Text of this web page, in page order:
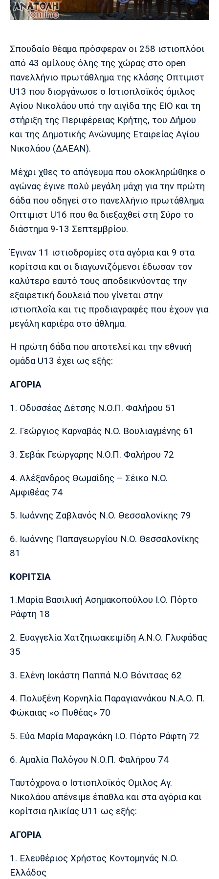
Cine Spot
Running
Παρασκήνιο
Μπαρτσελόνα
Ρεάλ
Μαδρίτης
Ατλέτικο
Μαδρίτης
Γιουνάιτεντ
Μάντσεστερ
Σίτι
Ίντερ Μίλαν Μπάγερν
Ντόρτμουντ
Ζερμέν
Αστέρας
Πόρτο Μπενφίκα
Σπουδαίο θέαμα πρόσφεραν οι 258 ιστιοπλόοι
από 43 ομίλους όλης της χώρας στο open
πανελλήνιο πρωτάθλημα της κλάσης Οπτιμιστ
U13 που διοργάνωσε ο Ιστιοπλοϊκός όμιλος
Αγίου Νικολάου υπό την αιγίδα της ΕΙΟ και τη
στήριξη της Περιφέρειας Κρήτης, του Δήμου
και της Δημοτικής Ανώνυμης Εταιρείας Αγίου
Νικολάου (ΔΑΕΑΝ).
Μέχρι χθες το απόγευμα που ολοκληρώθηκε ο
αγώνας έγινε πολύ μεγάλη μάχη για την πρώτη
6άδα που οδηγεί στο πανελλήνιο πρωτάθλημα
Οπτιμιστ U16 που θα διεξαχθεί στη Σύρο το
διάστημα 9-13 Σεπτεμβρίου.
Έγιναν 11 ιστιοδρομίες στα αγόρια και 9 στα
κορίτσια και οι διαγωνιζόμενοι έδωσαν τον
καλύτερο εαυτό τους αποδεικνύοντας την
εξαιρετική δουλειά που γίνεται στην
ιστιοπλοΐα και τις προδιαγραφές που έχουν για
μεγάλη καριέρα στο άθλημα.
Η πρώτη 6άδα που αποτελεί και την εθνική
ομάδα U13 έχει ως εξής:
ΑΓΟΡΙΑ
1. Οδυσσέας Δέτσης Ν.Ο.Π. Φαλήρου 51
2. Γεώργιος Καρναβάς Ν.Ο. Βουλιαγμένης 61
3. Σεβάκ Γεώργαρης Ν.Ο.Π. Φαλήρου 72
4. Αλέξανδρος Θωμαΐδης – Σέικο Ν.Ο.
Αμφιθέας 74
5. Ιωάννης Ζαβλανός Ν.Ο. Θεσσαλονίκης 79
6. Ιωάννης Παπαγεωργίου Ν.Ο. Θεσσαλονίκης
81
ΚΟΡΙΤΣΙΑ
1.Μαρία Βασιλική Ασημακοπούλου Ι.Ο. Πόρτο
Ράφτη 18
2. Ευαγγελία Χατζηιωακειμίδη Α.Ν.Ο. Γλυφάδας
35
3. Ελένη Ιοκάστη Παππά Ν.Ο Βόνιτσας 62
4. Πολυξένη Κορνηλία Παραγιαννάκου Ν.Α.Ο. Π.
Φώκαιας «ο Πυθέας» 70
5. Εύα Μαρία Μαραγκάκη Ι.Ο. Πόρτο Ράφτη 72
6. Αμαλία Παλόγου Ν.Ο.Π. Φαλήρου 74
Ταυτόχρονα ο Ιστιοπλοϊκός Ομιλος Αγ.
Νικολάου απένειμε έπαθλα και στα αγόρια και
κορίτσια ηλικίας U11 ως εξής:
ΑΓΟΡΙΑ
1. Ελευθέριος Χρήστος Κοντομηνάς Ν.Ο.
Ελλάδος